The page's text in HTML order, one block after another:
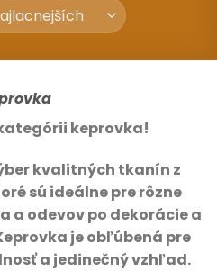
keprovka!
kvalitných tkanín z
sú ideálne pre rôzne
a odevov po dekorácie a
je obľúbená pre
a jedinečný vzhľad.